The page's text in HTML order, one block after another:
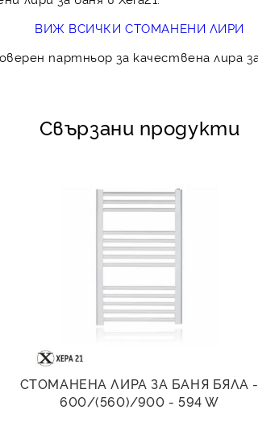
ВИЖ ВСИЧКИ СТОМАНЕНИ ЛИРИ
партньор за качествена лира
Свързани продукти
СТОМАНЕНА ЛИРА ЗА БАНЯ БЯЛА -
600/(560)/900 - 594 W